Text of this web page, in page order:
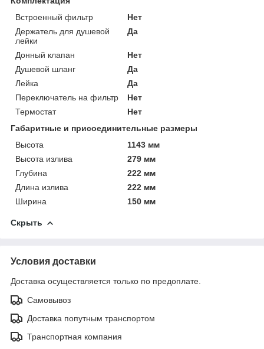
Встроенный фильтр
Нет
Держатель для душевой
лейки
Да
Донный клапан
Нет
Душевой шланг
Да
Лейка
Да
Переключатель на фильтр
Нет
Термостат
Нет
Габаритные и присоединительные размеры
Высота
1143 мм
Высота излива
279 мм
Глубина
222 мм
Длина излива
222 мм
Ширина
150 мм
Скрыть
Условия доставки
Доставка осуществляется только по предоплате.
Самовывоз
Доставка попутным транспортом
Транспортная компания